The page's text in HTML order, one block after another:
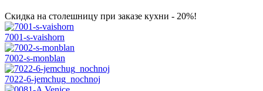
Скидка на столешницу при заказе кухни - 20%!
7001-s-vaishorn
7002-s-monblan
7022-6-jemchug_nochnoj